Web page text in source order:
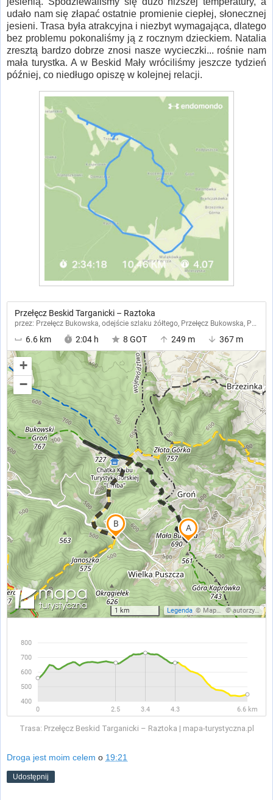
udało nam się złapać ostatnie promienie ciepłej, słonecznej
jesieni. Trasa była atrakcyjna i niezbyt wymagająca, dlatego
bez problemu pokonaliśmy ją z rocznym dzieckiem. Natalia
zresztą bardzo dobrze znosi nasze wycieczki... rośnie nam
mała turystka. A w Beskid Mały wróciliśmy jeszcze tydzień
później, co niedługo opiszę w kolejnej relacji.
Trasa: Przełęcz Beskid Targanicki – Raztoka | mapa-turystyczna.pl
Droga jest moim celem o 19:21
Udostępnij